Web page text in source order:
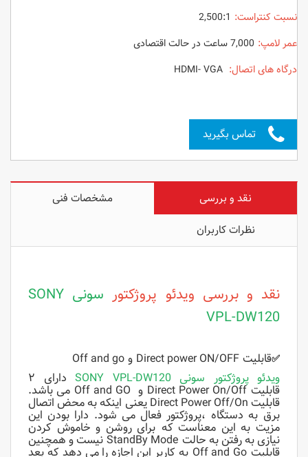
نسبت کنتراست:
عمر لامپ: 7,000 ساعت در حالت اقتصادی
درگاه های اتصال:
تماس بگیرید
نقد و بررسی
مشخصات فنی
نظرات کاربران
نقد و بررسی ویدئو پروژکتور
سونی SONY
VPL-DW120
✅قابلیت Direct power ON/OFF و Off and go
ویدئو پروژکتور سونی SONY VPL-DW120
دارای ۲
قابلیت Direct Power On/Off و Off and GO می باشد.
قابلیت Direct Power Off/On یعنی اینکه به محض اتصال
برق به دستگاه ،پروژکتور فعال می شود. دارا بودن این
مزیت به این معناست که برای روشن و خاموش کردن
نیازی به رفتن به حالت StandBy Mode نیست و همچنین
قابلیت Off and Go به کاربر این اجازه را می دهد که بعد